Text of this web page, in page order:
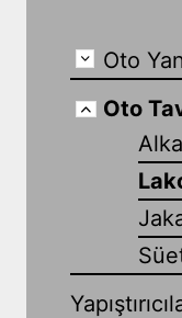
Oto
Oto